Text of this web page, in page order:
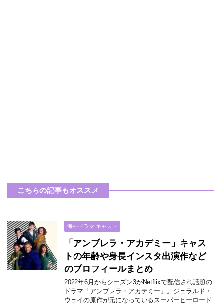
こちらの記事もオススメ
海外ドラマ キャスト
「アンブレラ・アカデミー」キャス
トの年齢や身長インスタ出演作など
のプロフィールまとめ
2022年6月からシーズン3がNetflixで配信され話題の
ドラマ「アンブレラ・アカデミー」。ジェラルド・
ウェイの原作が元になっているスーパーヒーロード